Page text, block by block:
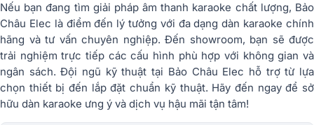
Nếu bạn đang tìm giải pháp âm thanh karaoke chất lượng, Bảo
Châu Elec là điểm đến lý tưởng với đa dạng dàn karaoke chính
hãng và tư vấn chuyên nghiệp. Đến showroom, bạn sẽ được
trải nghiệm trực tiếp các cấu hình phù hợp với không gian và
ngân sách. Đội ngũ kỹ thuật tại Bảo Châu Elec hỗ trợ từ lựa
chọn thiết bị đến lắp đặt chuẩn kỹ thuật. Hãy đến ngay để sở
hữu dàn karaoke ưng ý và dịch vụ hậu mãi tận tâm!